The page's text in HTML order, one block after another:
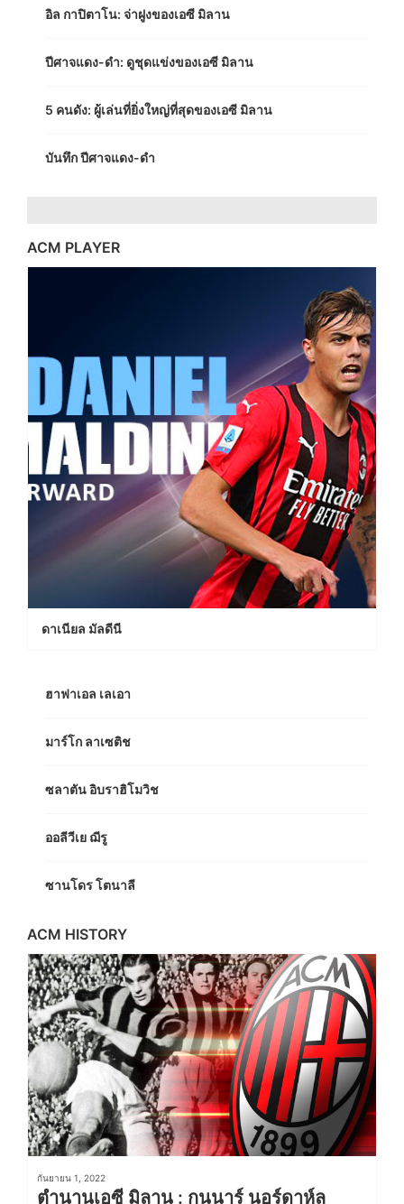
อิล กาปิตาโน: จ่าฝูงของเอซี มิลาน
ปีศาจแดง-ดำ: ดูชุดแข่งของเอซี มิลาน
5 คนดัง: ผู้เล่นที่ยิ่งใหญ่ที่สุดของเอซี มิลาน
บันทึก ปีศาจแดง-ดำ
ACM PLAYER
ดาเนียล มัลดีนี
ฮาฟาเอล เลเอา
มาร์โก ลาเซติช
ซลาตัน อิบราฮิโมวิช
ออลีวีเย ฌีรู
ซานโดร โตนาลี
ACM HISTORY
กันยายน 1, 2022
ตำนานเอซี มิลาน : กุนนาร์ นอร์ดาห์ล